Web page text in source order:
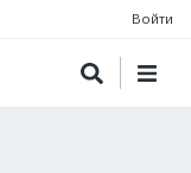
Войти